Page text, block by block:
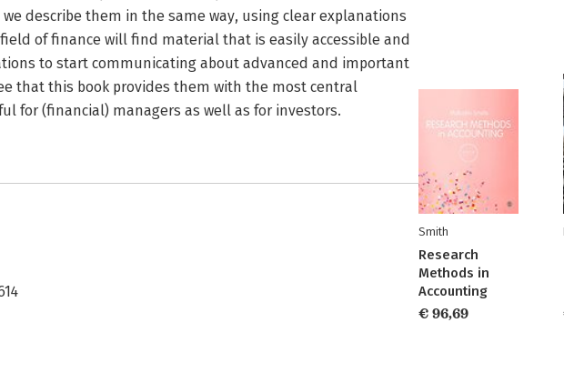
describe them in the same way, using clear explanations
of finance will find material that is easily accessible and
to start communicating about advanced and important
that this book provides them with the most central
for (financial) managers as well as for investors.
Smith
Research
Methods in
Accounting
€ 96,69